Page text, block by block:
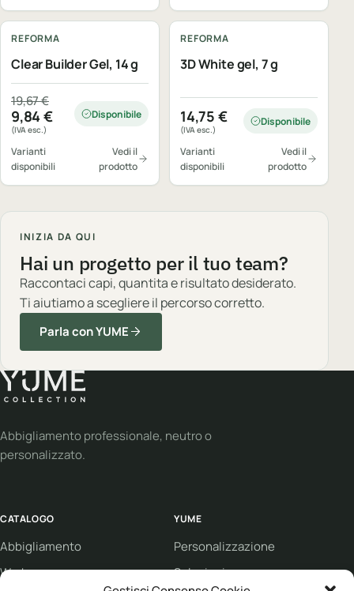
REFORMA
Clear Builder Gel, 14 g
19,67€
Il prezzo originale era: 19,67 €.
9,84€
Il prezzo attuale è: 9,84 €.
(IVA esc.)
Disponibile
Varianti
disponibili
Vedi il
prodotto
REFORMA
3D White gel, 7 g
14,75 €
(IVA esc.)
Disponibile
Varianti
disponibili
Vedi il
prodotto
INIZIA DA QUI
Hai un progetto per il tuo team?
Raccontaci capi, quantita e risultato desiderato.
Ti aiutiamo a scegliere il percorso corretto.
Parla con YUME
Abbigliamento professionale, neutro o
personalizzato.
CATALOGO
Abbigliamento
Workwear
YUME
Personalizzazione
Soluzioni